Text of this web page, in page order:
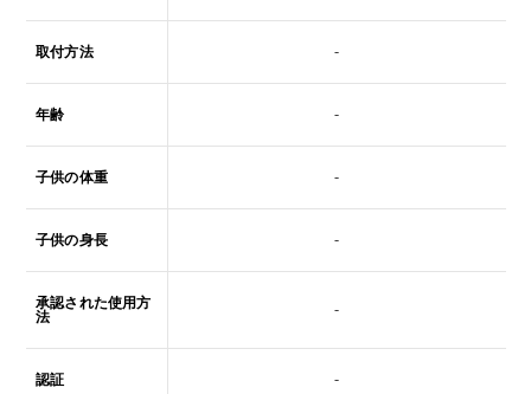
取付方法 -
年齢 -
子供の体重 -
子供の身長 -
承認された使用方
法
-
認証 -